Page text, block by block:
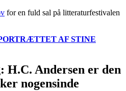
for en fuld sal på litteraturfestivalen
AF STINE
H.C. Andersen er den
nogensinde